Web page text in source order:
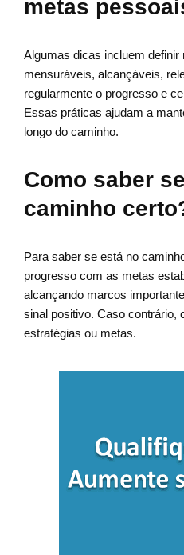
metas
Algumas dicas incluem
mensuráveis, alcançáveis,
regularmente o progresso e
Essas práticas ajudam a
longo do caminho.
Como saber
caminho
Para saber se está no
progresso com as metas
alcançando marcos
sinal positivo. Caso contrário,
estratégias ou metas.